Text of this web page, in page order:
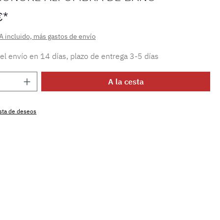
incluido, más gastos de envío
envío en 14 días, plazo de entrega 3-5 días
del producto: introduce la cantidad
A la cesta
de deseos